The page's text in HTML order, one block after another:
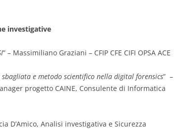
investigative
” – Massimiliano Graziani – CFIP CFE CIFI OPSA ACE
e metodo scientifico nella digital forensics” –
progetto CAINE, Consulente di Informatica
D’Amico, Analisi investigativa e Sicurezza